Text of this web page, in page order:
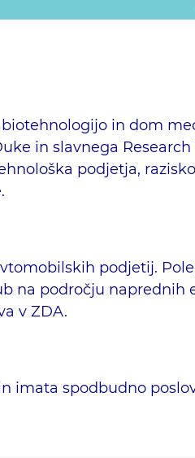
biotehnologijo in dom
in slavnega Research
podjetja,
podjetij.
na področju naprednih
v ZDA.
imata spodbudno